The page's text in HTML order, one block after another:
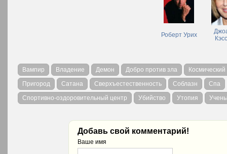
Роберт Урих
Вампир Владение Демон Добро против зла
Пригород
Сатана Сверхъестественность Соблазн
Спа
Спортивно-оздоровительный центр
Убийство Утопия
Добавь свой комментарий!
Ваше имя